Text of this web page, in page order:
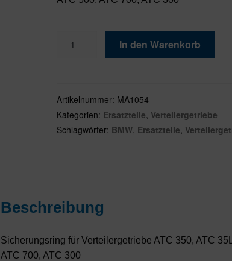
Sicherungsring
/
ATC35L
/
ATC45L
ATC500
/ATC700
In den Warenkorb
Artikelnummer: MA1054
Kategorien: Ersatzteile, Verteilergetriebe
Schlagwörter: BMW, Ersatzteile,
Beschreibung
Sicherungsring für Verteilergetriebe ATC 350, ATC
ATC 700, ATC 300